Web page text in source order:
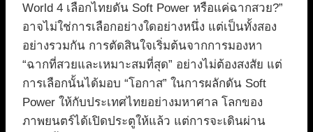
World 4 เลือกไทยดัน Soft Power หรือแค่ฉากสวย?”
อาจไม่ใช่การเลือกอย่างใดอย่างหนึ่ง แต่เป็นทั้งสอง
อย่างรวมกัน การตัดสินใจเริ่มต้นจากการมองหา
“ฉากที่สวยและเหมาะสมที่สุด” อย่างไม่ต้องสงสัย แต่
การเลือกนั้นได้มอบ “โอกาส” ในการผลักดัน Soft
Power ให้กับประเทศไทยอย่างมหาศาล โลกของ
ภาพยนตร์ได้เปิดประตูให้แล้ว แต่การจะเดินผ่าน